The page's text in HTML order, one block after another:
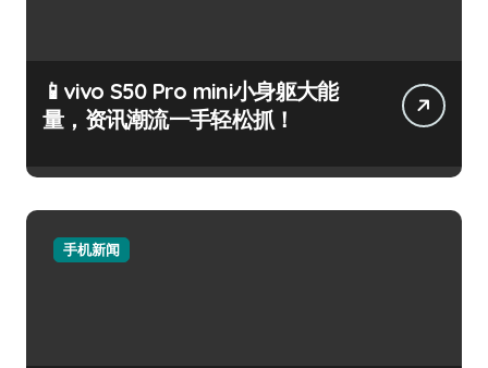
📱vivo S50 Pro mini小身躯大能
量，资讯潮流一手轻松抓！
手机新闻